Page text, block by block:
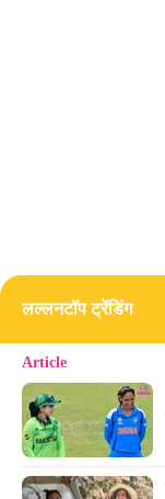
लल्लनटॉप ट्रेंडिंग
Article